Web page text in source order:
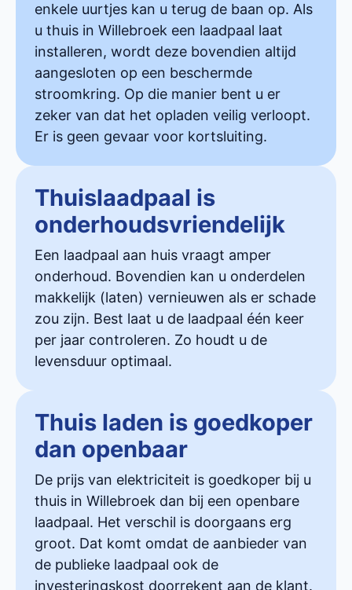
enkele uurtjes kan u terug de baan op. Als
u thuis in Willebroek een laadpaal laat
installeren, wordt deze bovendien altijd
aangesloten op een beschermde
stroomkring. Op die manier bent u er
zeker van dat het opladen veilig verloopt.
Er is geen gevaar voor kortsluiting.
Thuislaadpaal is
onderhoudsvriendelijk
Een laadpaal aan huis vraagt amper
onderhoud. Bovendien kan u onderdelen
makkelijk (laten) vernieuwen als er schade
zou zijn. Best laat u de laadpaal één keer
per jaar controleren. Zo houdt u de
levensduur optimaal.
Thuis laden is goedkoper
dan openbaar
De prijs van elektriciteit is goedkoper bij u
thuis in Willebroek dan bij een openbare
laadpaal. Het verschil is doorgaans erg
groot. Dat komt omdat de aanbieder van
de publieke laadpaal ook de
investeringskost doorrekent aan de klant.